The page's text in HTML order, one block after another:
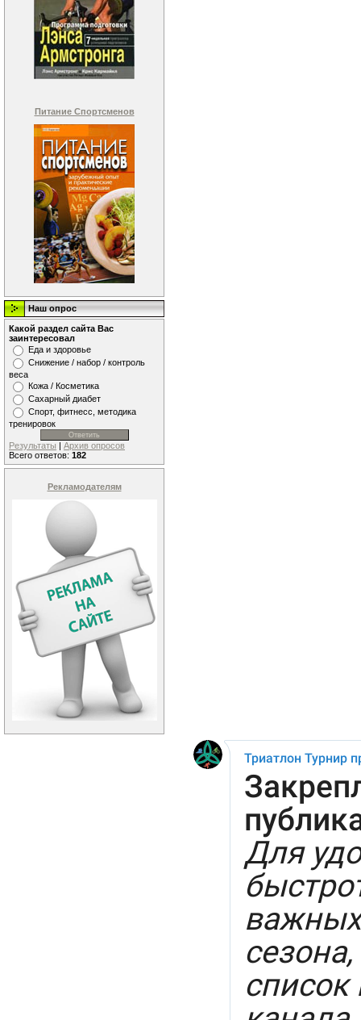
Питание Спортсменов
Наш опрос
Какой раздел сайта Вас
заинтересовал
Еда и здоровье
Снижение / набор / контроль
веса
Кожа / Косметика
Сахарный диабет
Спорт, фитнесс, методика
тренировок
Результаты | Архив опросов
Всего ответов: 182
Рекламодателям